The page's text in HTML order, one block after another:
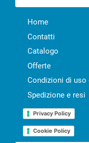
Home
Contatti
Catalogo
Offerte
Condizioni di uso
Spedizione e resi
Privacy Policy
Cookie Policy